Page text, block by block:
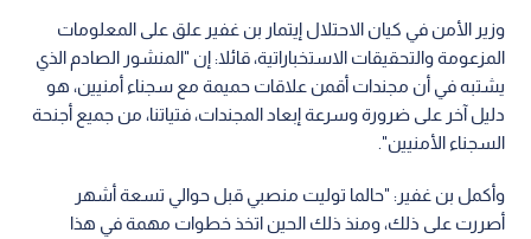
وزير الأمن في كيان الاحتلال إيتمار بن غفير علق على المعلومات
المزعومة والتحقيقات الاستخباراتية، قائلا: إن "المنشور الصادم الذي
يشتبه في أن مجندات أقمن علاقات حميمة مع سجناء أمنيين، هو
دليل آخر على ضرورة وسرعة إبعاد المجندات، فتياتنا، من جميع أجنحة
السجناء الأمنيين".
وأكمل بن غفير: "حالما توليت منصبي قبل حوالي تسعة أشهر
أصررت على ذلك، ومنذ ذلك الحين اتخذ خطوات مهمة في هذا